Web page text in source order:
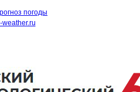
погоды
weather.ru